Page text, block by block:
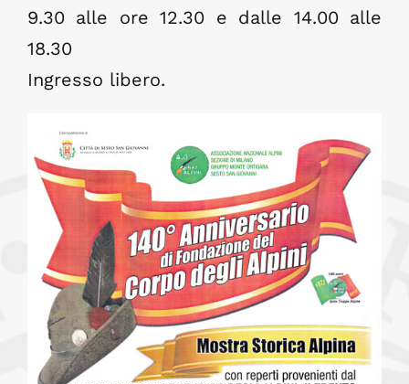
9.30 alle ore 12.30 e dalle 14.00 alle
18.30
Ingresso libero.